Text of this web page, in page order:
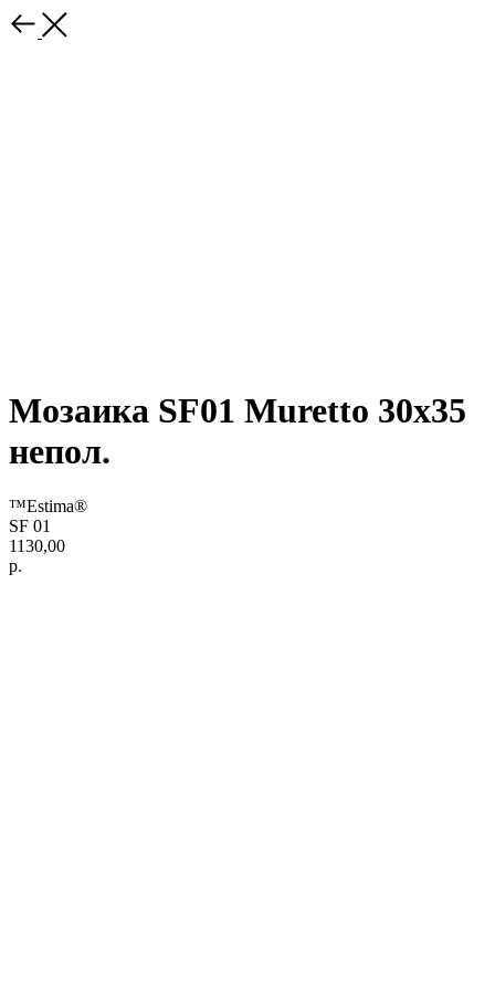
Мозаика SF01 Muretto 30x35
непол.
™Estima®
SF 01
1130,00
р.